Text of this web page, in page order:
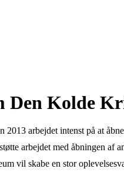
Den Kolde
2013 arbejdet intenst på at
arbejdet med åbningen af
vil skabe en stor